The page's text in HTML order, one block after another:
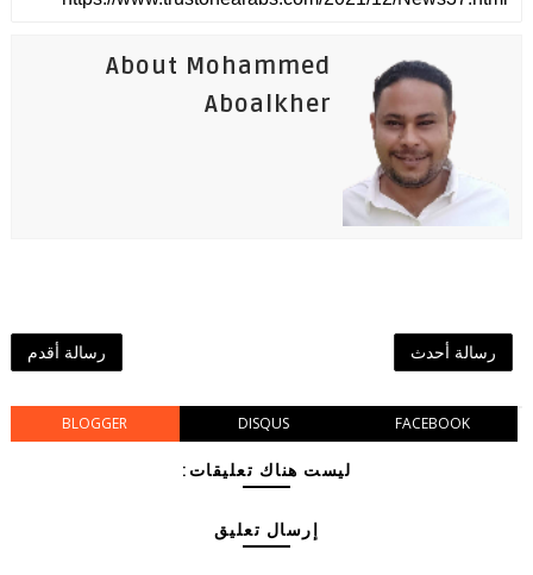
About Mohammed
Aboalkher
رسالة أحدث رسالة أقدم
BLOGGER DISQUS FACEBOOK
ليست هناك تعليقات:
إرسال تعليق